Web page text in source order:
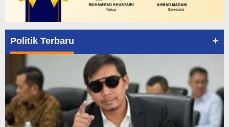
Politik Terbaru +